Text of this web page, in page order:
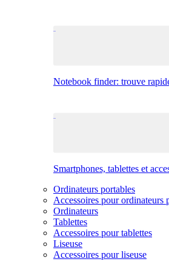
Notebook finder: trouve
Smartphones, tablettes et
Ordinateurs portables
Accessoires pour ordinateurs
Ordinateurs
Tablettes
Accessoires pour tablettes
Liseuse
Accessoires pour liseuse